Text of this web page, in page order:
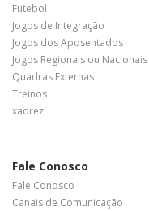
Futebol
Jogos de Integração
Jogos dos Aposentados
Jogos Regionais ou Nacionais
Quadras Externas
Treinos
xadrez
Fale Conosco
Fale Conosco
Canais de Comunicação